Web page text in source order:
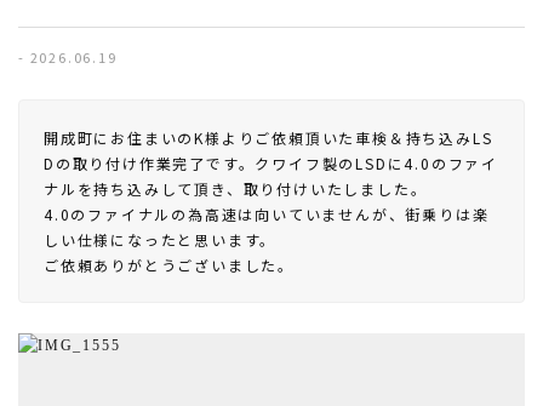
- 2026.06.19
開成町にお住まいのK様よりご依頼頂いた車検＆持ち込みLS
Dの取り付け作業完了です。クワイフ製のLSDに4.0のファイ
ナルを持ち込みして頂き、取り付けいたしました。
4.0のファイナルの為高速は向いていませんが、街乗りは楽
しい仕様になったと思います。
ご依頼ありがとうございました。